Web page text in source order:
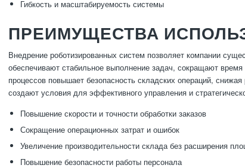
Гибкость и масштабируемость системы
ПРЕИМУЩЕСТВА
Внедрение роботизированных систем позволяет компании
обеспечивают стабильное выполнение задач, сокращают
процессов повышает безопасность складских операций,
создают условия для эффективного управления и
Повышение скорости и точности обработки заказов
Сокращение операционных затрат и ошибок
Увеличение производительности склада без расширения
Повышение безопасности работы персонала